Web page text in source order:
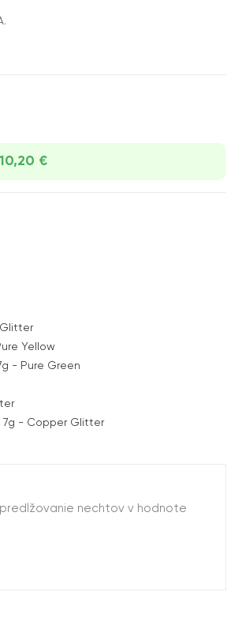
10,20 €
Yellow
- Pure Green
7g - Copper Glitter
nechtov v hodnote